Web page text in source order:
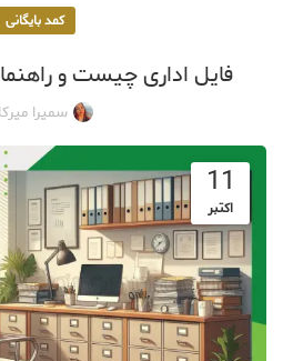
کمد بایگانی
فایل اداری چیست و
سمیرا
11
اکتبر